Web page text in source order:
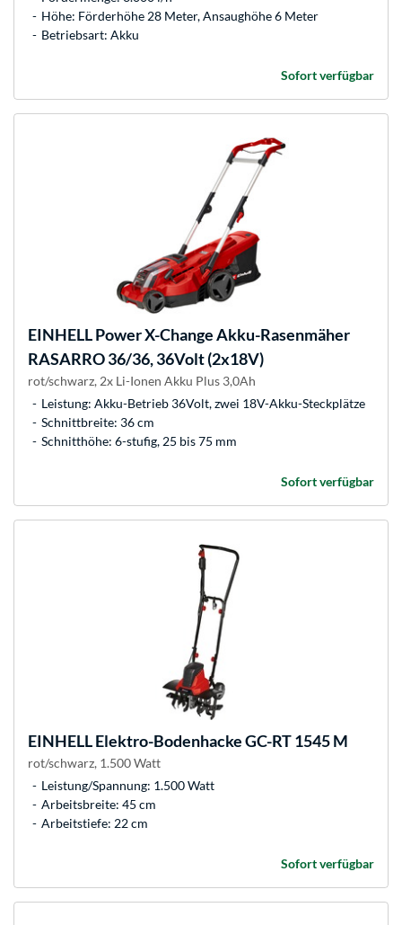
Höhe: Förderhöhe 28 Meter, Ansaughöhe 6 Meter
Betriebsart: Akku
Sofort verfügbar
EINHELLPower X-Change Akku-Rasenmäher
RASARRO 36/36, 36Volt (2x18V)
rot/schwarz, 2x Li-Ionen Akku Plus 3,0Ah
Leistung: Akku-Betrieb 36Volt, zwei 18V-Akku-Steckplätze
Schnittbreite: 36 cm
Schnitthöhe: 6-stufig, 25 bis 75 mm
Sofort verfügbar
EINHELLElektro-Bodenhacke GC-RT 1545 M
rot/schwarz, 1.500 Watt
Leistung/Spannung: 1.500 Watt
Arbeitsbreite: 45 cm
Arbeitstiefe: 22 cm
Sofort verfügbar